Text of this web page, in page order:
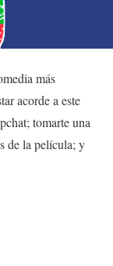
más
acorde a este
tomarte una
de la película; y